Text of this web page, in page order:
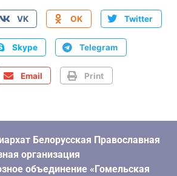
VK OK Twitter
Skype Telegram
Email Print
Белорусская Православная
организация
объединение «Гомельская